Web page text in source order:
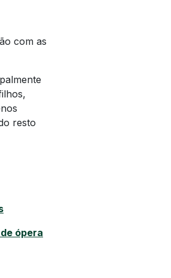
com as
resto
ópera